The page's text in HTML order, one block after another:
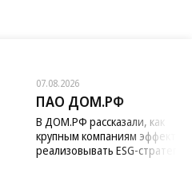
07.08.2026
ПАО ДОМ.РФ
В ДОМ.РФ рассказали, как
крупным компаниям
реализовывать ESG-стратегию